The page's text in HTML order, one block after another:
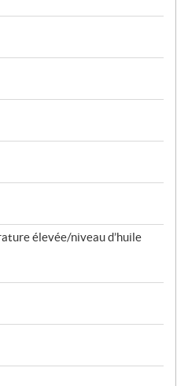
élevée/niveau d’huile